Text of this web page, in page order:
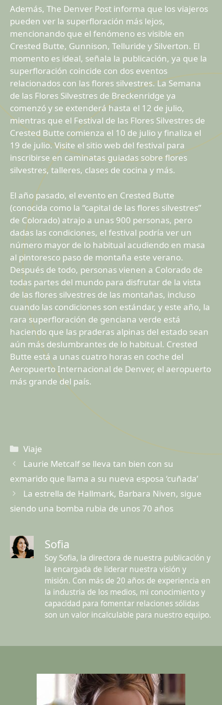
Además, The Denver Post informa que los viajeros
pueden ver la superfloración más lejos,
mencionando que el fenómeno es visible en
Crested Butte, Gunnison, Telluride y Silverton. El
momento es ideal, señala la publicación, ya que la
superfloración coincide con dos eventos
relacionados con las flores silvestres. La Semana
de las Flores Silvestres de Breckenridge ya
comenzó y se extenderá hasta el 12 de julio,
mientras que el Festival de las Flores Silvestres de
Crested Butte comienza el 10 de julio y finaliza el
19 de julio. Visite el sitio web del festival para
inscribirse en caminatas guiadas sobre flores
silvestres, talleres, clases de cocina y más.
El año pasado, el evento en Crested Butte
(conocida como la “capital de las flores silvestres”
de Colorado) atrajo a unas 900 personas, pero
dadas las condiciones, el festival podría ver un
número mayor de lo habitual acudiendo en masa
al pintoresco paso de montaña este verano.
Después de todo, personas vienen a Colorado de
todas partes del mundo para disfrutar de la vista
de las flores silvestres de las montañas, incluso
cuando las condiciones son estándar, y este año, la
rara superfloración de genciana verde está
haciendo que las praderas alpinas del estado sean
aún más deslumbrantes de lo habitual. Crested
Butte está a unas cuatro horas en coche del
Aeropuerto Internacional de Denver, el aeropuerto
más grande del país.
Categorías
Viaje
Laurie Metcalf se lleva tan bien con su
exmarido que llama a su nueva esposa ‘cuñada’
La estrella de Hallmark, Barbara Niven, sigue
siendo una bomba rubia de unos 70 años
Sofia
Soy Sofia, la directora de nuestra publicación y
la encargada de liderar nuestra visión y
misión. Con más de 20 años de experiencia en
la industria de los medios, mi conocimiento y
capacidad para fomentar relaciones sólidas
son un valor incalculable para nuestro equipo.